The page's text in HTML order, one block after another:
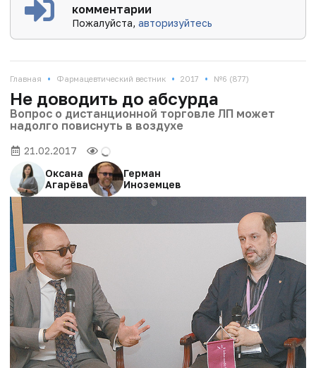
комментарии
Пожалуйста,авторизуйтесь
Главная • Фармацевтический вестник • 2017 • №6 (877)
Не доводить до абсурда
Вопрос о дистанционной торговле ЛП может
надолго повиснуть в воздухе
21.02.2017
Оксана
Агарёва
Герман
Иноземцев